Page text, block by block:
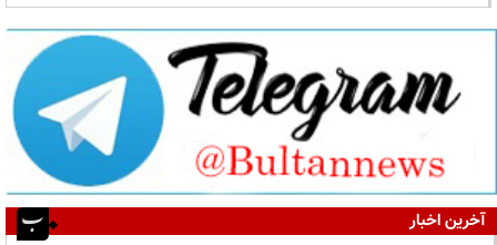
آخرین اخبار